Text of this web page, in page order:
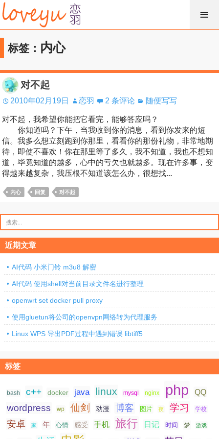
跳
过
内
容标签： 内心
对不起
2010年02月19日 恋羽 2 条评论 随便写写
对不起，我希望你能把它看完，能够答应吗？
你知道吗？下午，当我收到你的消息，看到你发来的短
信。我多么想立刻跑到你那里，看看你的那份礼物，非常地期
待，即使不喜欢！你在那里等了多久，我不知道，我也不想知
道，毕竟知道的越多，心中的亏欠也就越多。现在许多事，变
得越来越复杂，我压根不知道该怎么办，很想找...
内心 回复 对不起
索：
近期文章
AI代码 小米门铃 m3u8 解密
AI代码 使用shell对当前目录文件名进行整理
openwrt set docker pull proxy
使用gluetun将公司的openvpn网络转为代理服务
Linux WPS 导出PDF过程中遇到错误 libtiff5
标签
bash c++ docker java linux mysql nginx php QQ
wordpress wp 仙剑 动漫 博客 图片 夜 学习 学校
安卓 家 年 心情 感受 手机 旅行 日记 时间 梦 游戏